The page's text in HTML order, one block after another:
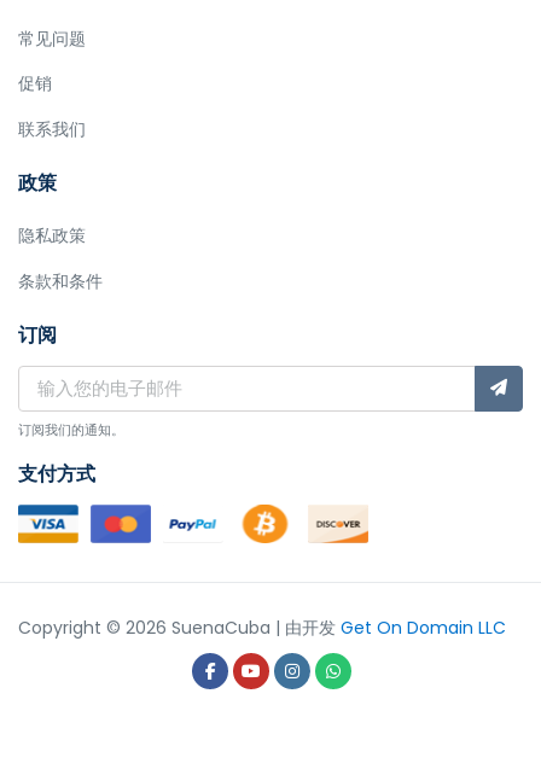
常见问题
促销
联系我们
政策
隐私政策
条款和条件
订阅
订阅我们的通知。
支付方式
Copyright © 2026 SuenaCuba | 由开发 Get On Domain LLC